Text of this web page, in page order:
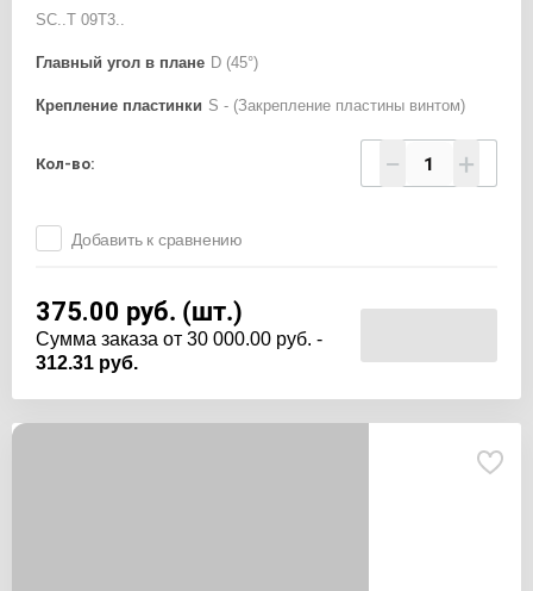
SC..T 09T3..
Главный угол в плане D (45°)
Крепление пластинки S - (Закрепление пластины винтом)
Кол-во: − +
Добавить к сравнению
375.00 руб. (шт.)
Cумма заказа от 30 000.00 руб. -
312.31 руб.